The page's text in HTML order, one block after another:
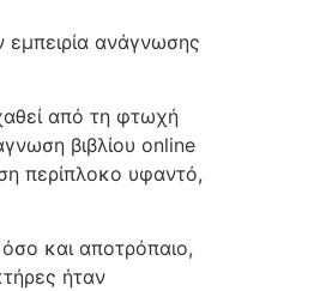
ανάγνωσης
από τη φτωχή
βιβλίου online
περίπλοκο υφαντό,
και αποτρόπαιο,
ήταν